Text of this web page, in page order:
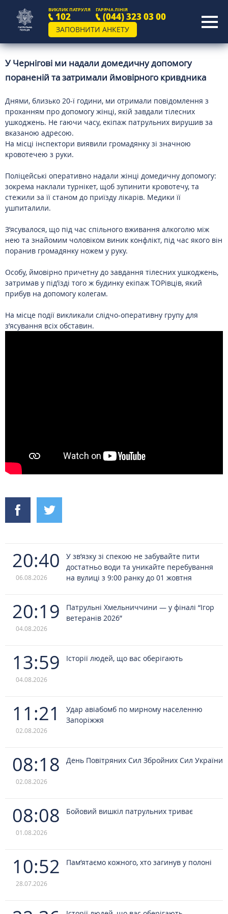
ВИКЛИК ПАТРУЛЯ
102
ГАРЯЧА ЛІНІЯ
(044) 323 03 00
ЗАПОВНИТИ АНКЕТУ
20:40
06.08.2026
У зв’язку зі спекою не забувайте пити
достатньо води та уникайте перебування
на вулиці з 9:00 ранку до 01 жовтня
20:19
04.08.2026
Патрульні Хмельниччини — у фіналі “Ігор
ветеранів 2026”
13:59
04.08.2026
Історії людей, що вас оберігають
11:21
02.08.2026
Удар авіабомб по мирному населенню
Запоріжжя
08:18
02.08.2026
День Повітряних Сил Збройних Сил України
08:08
01.08.2026
Бойовий вишкіл патрульних триває
10:52
28.07.2026
Пам’ятаємо кожного, хто загинув у полоні
У Чернігові ми надали домедичну допомогу
пораненій та затримали ймовірного кривдника
Днями, близько 20-ї години, ми отримали повідомлення з
проханням про допомогу жінці, якій завдали тілесних
ушкоджень. Не гаючи часу, екіпаж патрульних вирушив за
вказаною адресою.
На місці інспектори виявили громадянку зі значною
кровотечею з руки.
Поліцейські оперативно надали жінці домедичну допомогу:
зокрема наклали турнікет, щоб зупинити кровотечу, та
стежили за її станом до приїзду лікарів. Медики її
ушпиталили.
З’ясувалося, що під час спільного вживання алкоголю між
нею та знайомим чоловіком виник конфлікт, під час якого він
поранив громадянку ножем у руку.
Особу, ймовірно причетну до завдання тілесних ушкоджень,
затримав у під’їзді того ж будинку екіпаж ТОРівців, який
прибув на допомогу колегам.
На місце події викликали слідчо-оперативну групу для
з’ясування всіх обставин.